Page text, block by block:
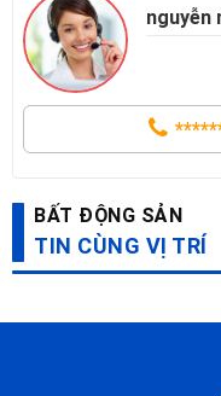
nguyễn
BẤT ĐỘNG SẢN
TIN CÙNG VỊ TRÍ